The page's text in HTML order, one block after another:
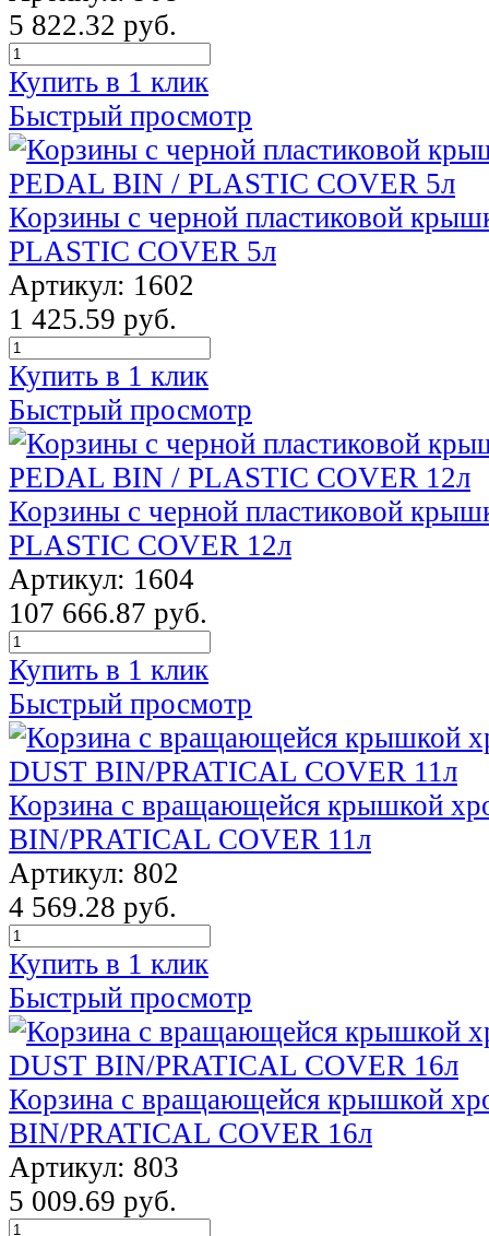
5 822.32 руб.
Купить в 1 клик
Быстрый просмотр
Корзины с черной пластиковой
PLASTIC COVER 5л
Артикул: 1602
1 425.59 руб.
Купить в 1 клик
Быстрый просмотр
Корзины с черной пластиковой
PLASTIC COVER 12л
Артикул: 1604
107 666.87 руб.
Купить в 1 клик
Быстрый просмотр
Корзина с вращающейся крышкой
BIN/PRATICAL COVER 11л
Артикул: 802
4 569.28 руб.
Купить в 1 клик
Быстрый просмотр
Корзина с вращающейся крышкой
BIN/PRATICAL COVER 16л
Артикул: 803
5 009.69 руб.